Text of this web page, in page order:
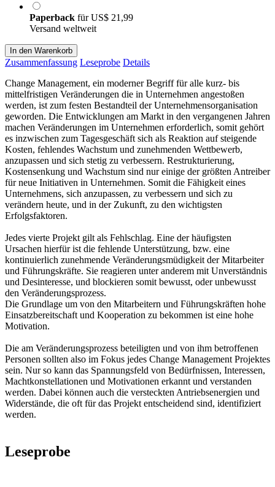
Paperback fürUS$ 21,99
Versand weltweit
In den Warenkorb
Zusammenfassung Leseprobe Details
Change Management, ein moderner Begriff für alle kurz- bis
mittelfristigen Veränderungen die in Unternehmen angestoßen
werden, ist zum festen Bestandteil der Unternehmensorganisation
geworden. Die Entwicklungen am Markt in den vergangenen Jahren
machen Veränderungen im Unternehmen erforderlich, somit gehört
es inzwischen zum Tagesgeschäft sich als Reaktion auf steigende
Kosten, fehlendes Wachstum und zunehmenden Wettbewerb,
anzupassen und sich stetig zu verbessern. Restrukturierung,
Kostensenkung und Wachstum sind nur einige der größten Antreiber
für neue Initiativen in Unternehmen. Somit die Fähigkeit eines
Unternehmens, sich anzupassen, zu verbessern und sich zu
verändern heute, und in der Zukunft, zu den wichtigsten
Erfolgsfaktoren.
Jedes vierte Projekt gilt als Fehlschlag. Eine der häufigsten
Ursachen hierfür ist die fehlende Unterstützung, bzw. eine
kontinuierlich zunehmende Veränderungsmüdigkeit der Mitarbeiter
und Führungskräfte. Sie reagieren unter anderem mit Unverständnis
und Desinteresse, und blockieren somit bewusst, oder unbewusst
den Veränderungsprozess.
Die Grundlage um von den Mitarbeitern und Führungskräften hohe
Einsatzbereitschaft und Kooperation zu bekommen ist eine hohe
Motivation.
Die am Veränderungsprozess beteiligten und von ihm betroffenen
Personen sollten also im Fokus jedes Change Management Projektes
sein. Nur so kann das Spannungsfeld von Bedürfnissen, Interessen,
Machtkonstellationen und Motivationen erkannt und verstanden
werden. Dabei können auch die versteckten Antriebsenergien und
Widerstände, die oft für das Projekt entscheidend sind, identifiziert
werden.
Leseprobe